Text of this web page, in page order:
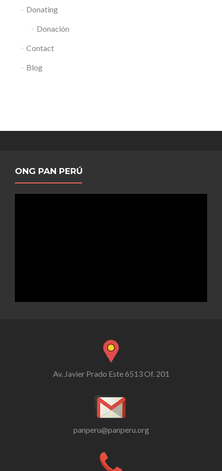
Donating
Donación
Contact
Blog
ONG PAN PERÚ
Av. Javier Prado Este 6513 Of. 201
panperu@panperu.org